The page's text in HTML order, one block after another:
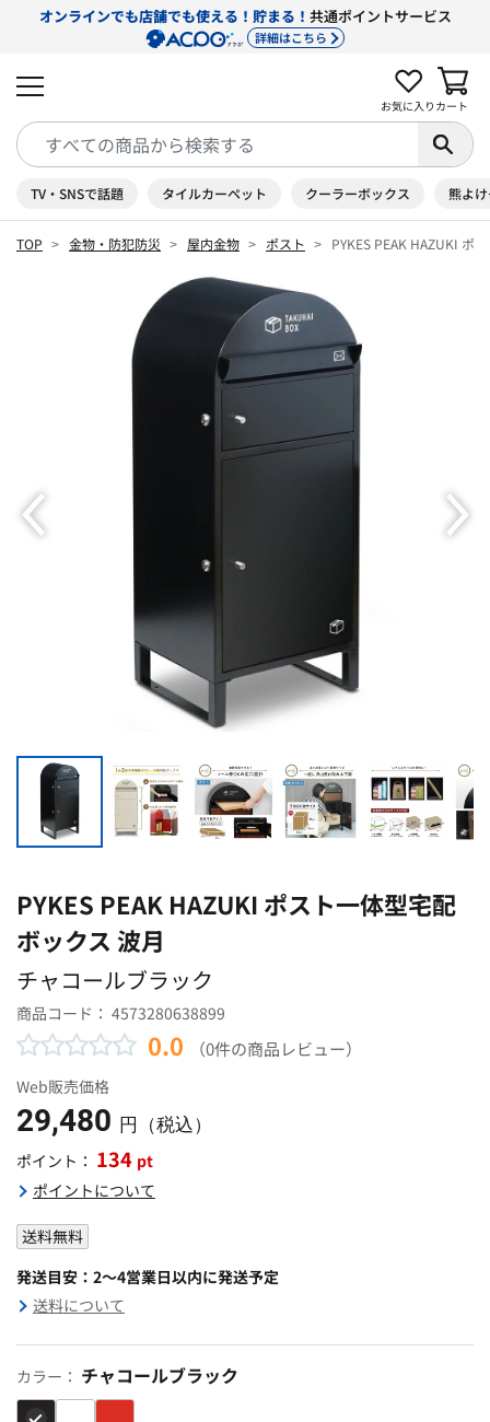
オンラインでも店舗でも使える！貯まる！ 共通ポイントサービス
詳細はこちら
お気に入り カート
TV・SNSで話題 タイルカーペット クーラーボックス 熊よ
TOP 金物・防犯防災 屋内金物 ポスト PYKES PEAK HAZUKI ポ
PYKES PEAK HAZUKI ポスト一体型宅配
ボックス 波月
チャコールブラック
商品コード： 4573280638899
0.0 （0件の商品レビュー）
Web販売価格
29,480 円（税込）
ポイント： 134 pt
ポイントについて
送料無料
発送目安：2～4営業日以内に発送予定
送料について
カラー： チャコールブラック